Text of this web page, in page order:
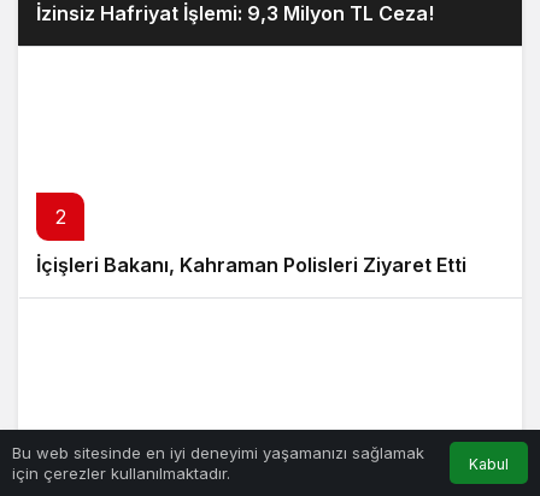
İzinsiz Hafriyat İşlemi: 9,3 Milyon TL Ceza!
2
İçişleri Bakanı, Kahraman Polisleri Ziyaret Etti
3
Bu web sitesinde en iyi deneyimi yaşamanızı sağlamak
için çerezler kullanılmaktadır.
Kabul